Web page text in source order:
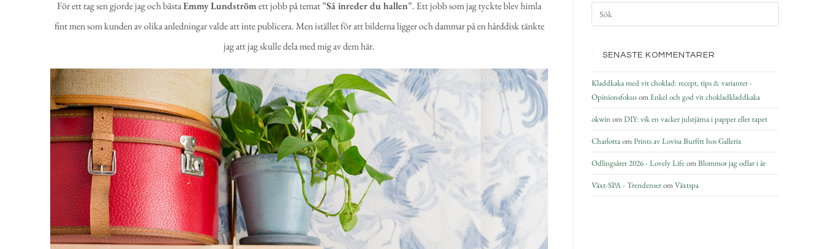
För ett tag sen gjorde jag och bästaEmmy Lundströmett jobb på temat ”Så inreder du hallen”. Ett jobb som jag tyckte blev himla
fint men som kunden av olika anledningar valde att inte publicera. Men istället för att bilderna ligger och dammar på en hårddisk tänkte
jag att jag skulle dela med mig av dem här.
SENASTE KOMMENTARER
Kladdkaka med vit choklad: recept, tips & varianter -
OpinionsfokusomEnkel och god vit chokladkladdkaka
okwinomDIY: vik en vacker julstjärna i papper eller tapet
CharlottaomPrints av Lovisa Burfitt hos Gallerix
Odlingsåret 2026 - Lovely LifeomBlommor jag odlar i år
Växt-SPA - TrendenseromVäxtspa